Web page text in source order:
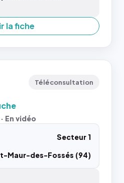
la fiche
Téléconsultation
En vidéo
Secteur 1
Maur-des-Fossés (94)